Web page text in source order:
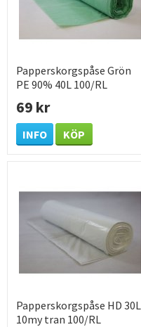
Papperskorgspåse Grön
PE 90% 40L 100/RL
69 kr
INFO KÖP
Papperskorgspåse HD 30L
10my tran 100/RL